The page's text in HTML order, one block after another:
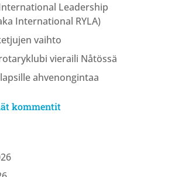
Leadership
International RYLA)
vaihto
vieraili Nåtössä
ahvenongintaa
kommentit